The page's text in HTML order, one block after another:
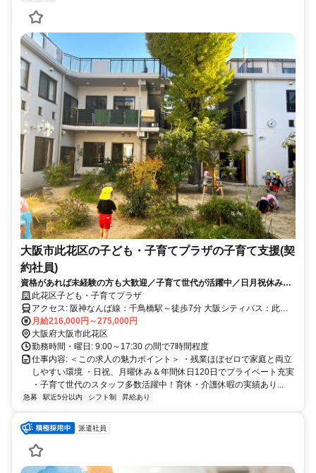
大阪市此花区の子ども・子育てプラザの子育て支援(契
約社員)
資格があれば未経験の方も大歓迎／子育て世代が活躍中／日月祝休み／
残業ほぼゼロ／正社員登用あり
此花区子ども・子育てプラザ
アクセス: 阪神なんば線：千鳥橋駅～徒歩7分 大阪シティバス：此花
区役所前停留所～北に徒歩3分 * ★自転車・ミニバイクでの通勤OK *
当施設は《 社会福祉法人 イエス団》が運営しております
月給216,000円～275,000円
大阪府大阪市此花区
勤務時間・曜日: 9:00～17:30 の間で7時間程度
仕事内容: ＜この求人の魅力ポイント＞ ・残業ほぼゼロで家庭と両立
しやすい環境 ・日祝、月曜休み＆年間休日120日でプライベート充実
・子育て世代のスタッフ多数活躍中！育休・介護休暇の実績あり...
急募 駅近5分以内 シフト制 昇給あり
派遣社員